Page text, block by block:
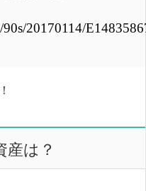
20170114/
は？